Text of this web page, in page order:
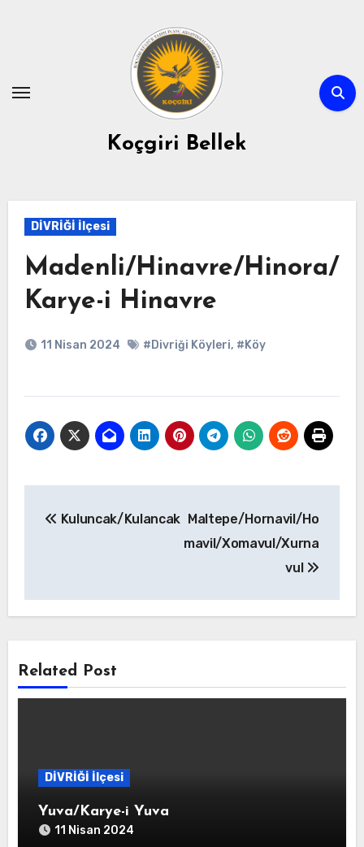
Koçgiri Bellek
DİVRİĞİ İlçesi
Madenli/Hinavre/Hinora/
Karye-i Hinavre
11 Nisan 2024 #Divriği Köyleri, #Köy
Kuluncak/Kulancak Maltepe/Hornavil/Ho
mavil/Xomavul/Xurna
vul
Related Post
DİVRİĞİ İlçesi
Yuva/Karye-i Yuva
11 Nisan 2024